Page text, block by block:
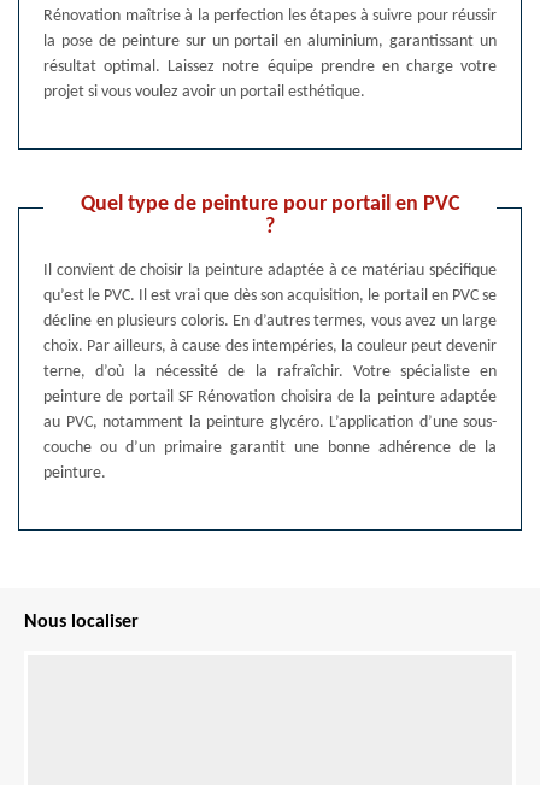
Rénovation maîtrise à la perfection les étapes à suivre pour réussir
la pose de peinture sur un portail en aluminium, garantissant un
résultat optimal. Laissez notre équipe prendre en charge votre
projet si vous voulez avoir un portail esthétique.
Quel type de peinture pour portail en PVC
?
Il convient de choisir la peinture adaptée à ce matériau spécifique
qu’est le PVC. Il est vrai que dès son acquisition, le portail en PVC se
décline en plusieurs coloris. En d’autres termes, vous avez un large
choix. Par ailleurs, à cause des intempéries, la couleur peut devenir
terne, d’où la nécessité de la rafraîchir. Votre spécialiste en
peinture de portail SF Rénovation choisira de la peinture adaptée
au PVC, notamment la peinture glycéro. L’application d’une sous-
couche ou d’un primaire garantit une bonne adhérence de la
peinture.
Nous localiser